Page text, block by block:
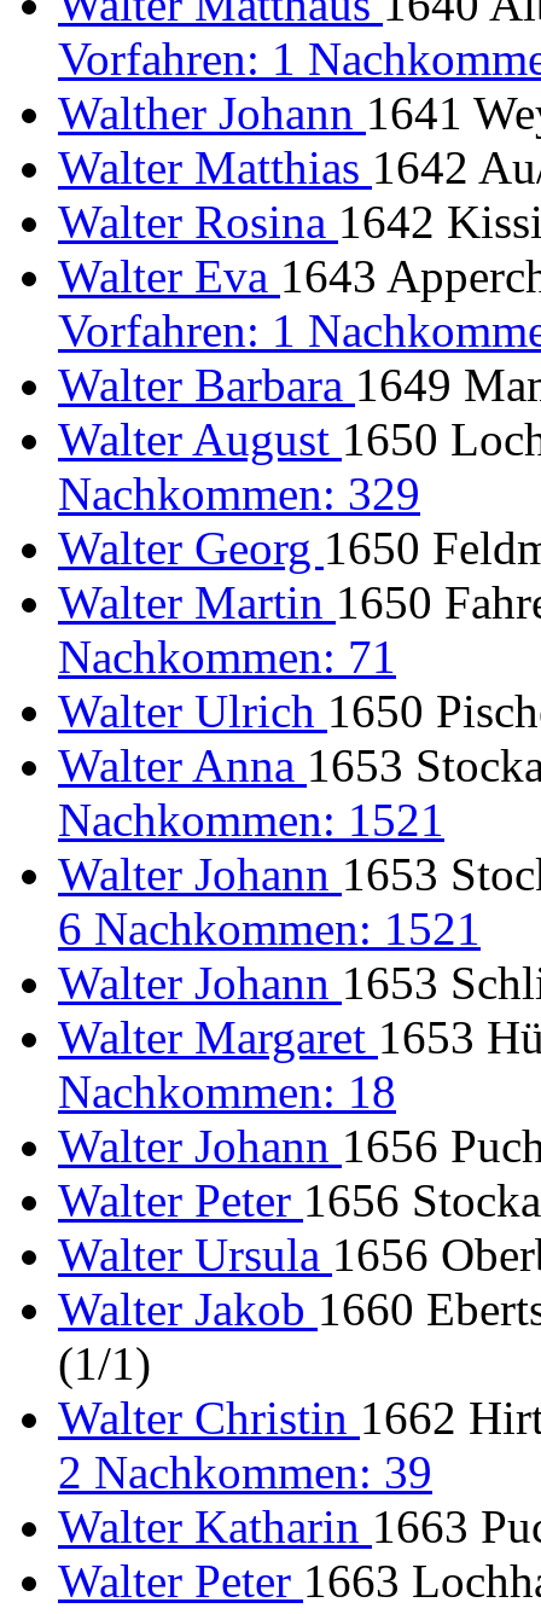
Vorfahren: 1
Walther Johann 1641
Walter Matthias 1642
Walter Rosina 1642
Walter Eva 1643
Vorfahren: 1
Walter Barbara 1649
Walter August 1650
Nachkommen: 329
Walter Georg 1650
Walter Martin 1650
Nachkommen: 71
Walter Ulrich 1650
Walter Anna 1653
Nachkommen: 1521
Walter Johann 1653
6 Nachkommen: 1521
Walter Johann 1653
Walter Margaret 1653
Nachkommen: 18
Walter Johann 1656
Walter Peter 1656
Walter Ursula 1656
Walter Jakob 1660
(1/1)
Walter Christin 1662
2 Nachkommen: 39
Walter Katharin 1663
Walter Peter 1663